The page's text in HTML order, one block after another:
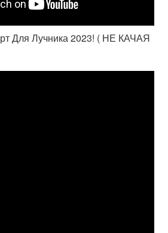
Для Лучника 2023! ( НЕ КАЧАЯ